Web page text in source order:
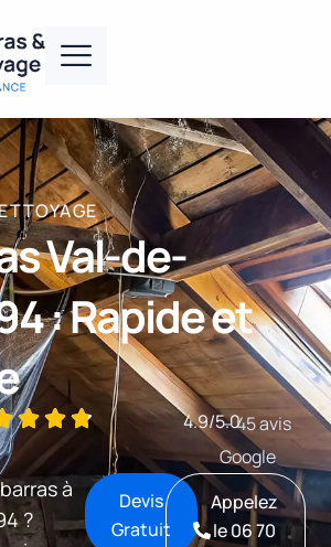
Val-de-
: Rapide et
4.9/5.0– 45 avis
Google
à
?
Devis
Gratuit
Appelez
le 06 70